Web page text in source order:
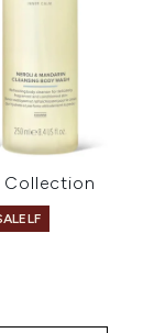
Collection